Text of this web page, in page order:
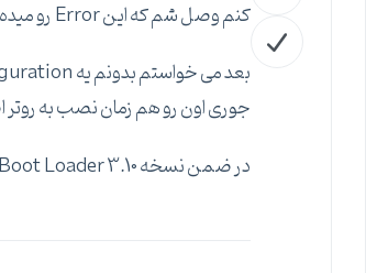
کنم وصل شم که این Error رو میده.
جوری اون رو هم زمان نصب به روتر
در ضمن نسخه Boot Loader 3.10 داره استفاده میشه، این مشکل به این قضیه که ارتباطی نداره؟